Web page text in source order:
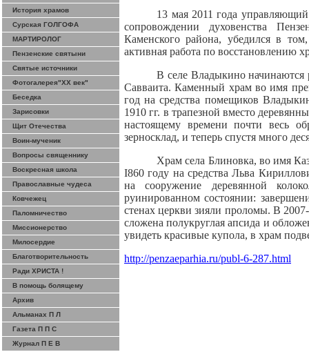
История храмов
Сурская ГОЛГОФА
МАРТИРОЛОГ
Пензенские святыни
Святые источники
Фотогалерея"ХХ век"
Беседка
Зарисовки
Щит Отечества
Воин-мученик
Вопросы священнику
Воскресная школа
Православные чудеса
Ковчежец
Паломничество
Миссионерство
Милосердие
Благотворительность
Ради ХРИСТА !
В помощь болящему
Архив
Альманах П Л
Газета П П С
Журнал П Е В
13 мая 2011 года
сопровождении духовенства
Каменского района, убедился в
активная работа по восстановлению
В селе Владыкиноначинаются
Савваита. Каменный храм во имя
год на средства помещиков
1910 гг. в трапезной вместо
настоящему времени почти весь
зерносклад, и теперь спустя много
Храм села Блиновка, во имя
I860 году на средства Льва
на сооружение деревянной
руинированном состоянии:
стенах церкви зияли проломы. В
сложена полукруглая апсида и
увидеть красивые купола, в храм
http://penzaeparhia.ru/publ-6-287.html